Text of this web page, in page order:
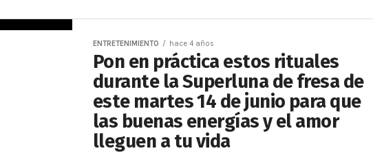
ENTRETENIMIENTO hace 4 años
Pon en práctica estos rituales
durante la Superluna de fresa de
este martes 14 de junio para que
las buenas energías y el amor
lleguen a tu vida